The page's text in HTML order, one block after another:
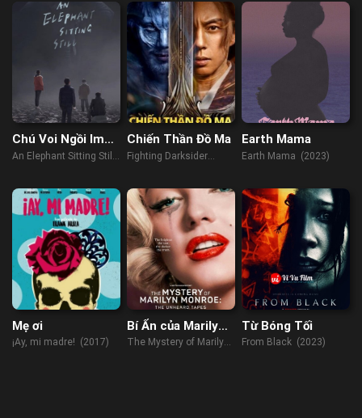
Chú Voi Ngồi Im
Trên Đất
An Elephant Sitting Still
Chiến Thần Đồ Ma
Fighting Darksider
Earth Mama
Earth Mama (2023)
Mẹ ơi
¡Ay, mi madre! (2017)
Bí Ẩn của Marilyn
Monroe: Những
The Mystery of Marilyn
Từ Bóng Tối
From Black (2023)